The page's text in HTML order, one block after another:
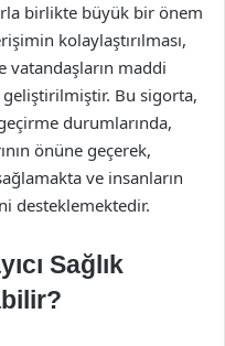
birlikte büyük bir önem
kolaylaştırılması,
vatandaşların maddi
Bu sigorta,
durumlarında,
önüne geçerek,
ve insanların
desteklemektedir.
Sağlık